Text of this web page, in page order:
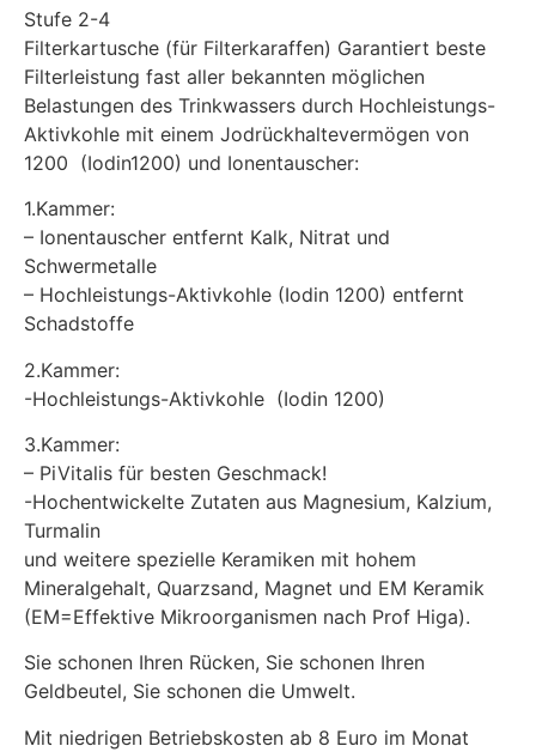
Stufe 2-4
Filterkartusche (für Filterkaraffen) Garantiert beste
Filterleistung fast aller bekannten möglichen
Belastungen des Trinkwassers durch Hochleistungs-
Aktivkohle mit einem Jodrückhaltevermögen von
1200 (Iodin1200) und Ionentauscher:
1.Kammer:
– Ionentauscher entfernt Kalk, Nitrat und
Schwermetalle
– Hochleistungs-Aktivkohle (Iodin 1200) entfernt
Schadstoffe
2.Kammer:
-Hochleistungs-Aktivkohle (Iodin 1200)
3.Kammer:
– PiVitalis für besten Geschmack!
-Hochentwickelte Zutaten aus Magnesium, Kalzium,
Turmalin
und weitere spezielle Keramiken mit hohem
Mineralgehalt, Quarzsand, Magnet und EM Keramik
(EM=Effektive Mikroorganismen nach Prof Higa).
Sie schonen Ihren Rücken, Sie schonen Ihren
Geldbeutel, Sie schonen die Umwelt.
Mit niedrigen Betriebskosten ab 8 Euro im Monat